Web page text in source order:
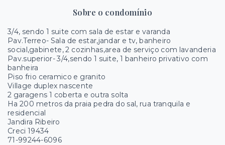
Sobre o condomínio
3/4, sendo 1 suite com sala de estar e varanda
Pav.Terreo- Sala de estar,jandar e tv, banheiro
social,gabinete, 2 cozinhas,area de serviço com lavanderia
Pav.superior- 3/4,sendo 1 suite, 1 banheiro privativo com
banheira
Piso frio ceramico e granito
Village duplex nascente
2 garagens 1 coberta e outra solta
Ha 200 metros da praia pedra do sal, rua tranquila e
residencial
Jandira Ribeiro
Creci 19434
71-99244-6096